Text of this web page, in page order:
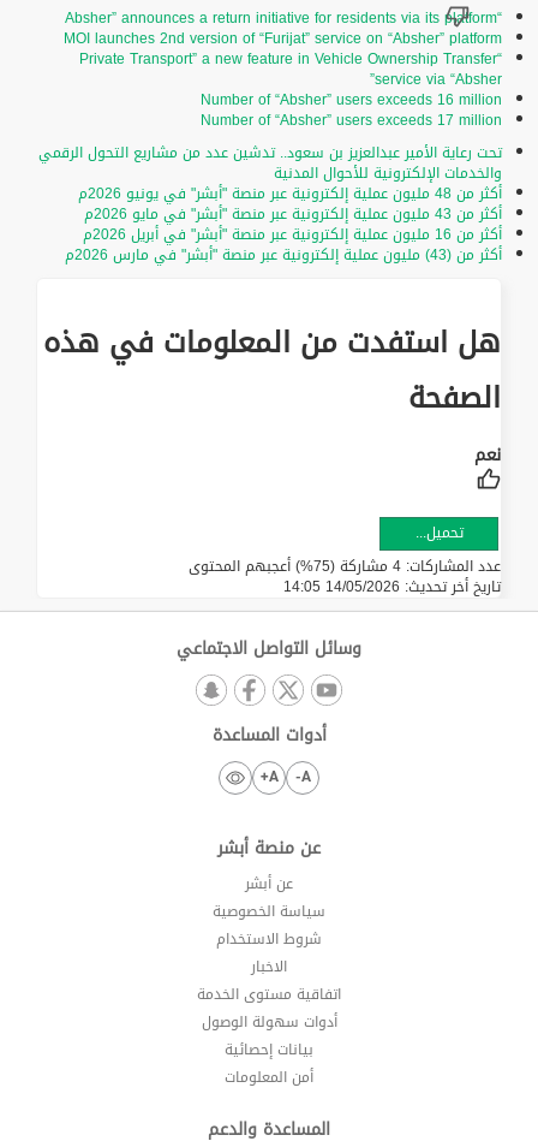
“Absher” announces a return initiative for residents via its platform
MOI launches 2nd version of “Furijat” service on “Absher” platform
“Private Transport” a new feature in Vehicle Ownership Transfer
service via “Absher”
Number of “Absher” users exceeds 16 million
Number of “Absher” users exceeds 17 million
تحت رعاية الأمير عبدالعزيز بن سعود.. تدشين عدد من مشاريع التحول الرقمي
والخدمات الإلكترونية للأحوال المدنية
أكثر من 48 مليون عملية إلكترونية عبر منصة "أبشر" في يونيو 2026م
أكثر من 43 مليون عملية إلكترونية عبر منصة "أبشر" في مايو 2026م
أكثر من 16 مليون عملية إلكترونية عبر منصة "أبشر" في أبريل 2026م
أكثر من (43) مليون عملية إلكترونية عبر منصة "أبشر" في مارس 2026م
هل استفدت من المعلومات في هذه
الصفحة
تحميل...
عدد المشاركات: 4 مشاركة (75%) أعجبهم المحتوى
تاريخ أخر تحديث: 14/05/2026 14:05
وسائل التواصل الاجتماعي
أدوات المساعدة
A-
A+
عن منصة أبشر
عن أبشر
سياسة الخصوصية
شروط الاستخدام
الاخبار
اتفاقية مستوى الخدمة
أدوات سهولة الوصول
بيانات إحصائية
أمن المعلومات
المساعدة والدعم